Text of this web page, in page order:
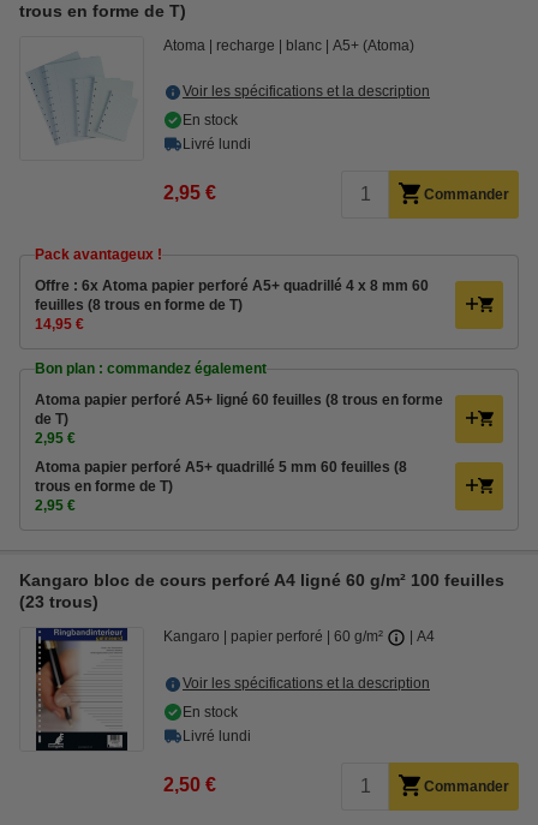
trous en forme de T)
Atoma recharge blanc A5+ (Atoma)
Voir les spécifications et la description
En stock
Livré lundi
2,95 € Commander
Pack avantageux !
Offre : 6x Atoma papier perforé A5+ quadrillé 4 x 8 mm 60
feuilles (8 trous en forme de T)
14,95 €
Bon plan : commandez également
Atoma papier perforé A5+ ligné 60 feuilles (8 trous en forme
de T)
2,95 €
Atoma papier perforé A5+ quadrillé 5 mm 60 feuilles (8
trous en forme de T)
2,95 €
Kangaro bloc de cours perforé A4 ligné 60 g/m² 100 feuilles
(23 trous)
Kangaro papier perforé 60 g/m² A4
Voir les spécifications et la description
En stock
Livré lundi
2,50 € Commander